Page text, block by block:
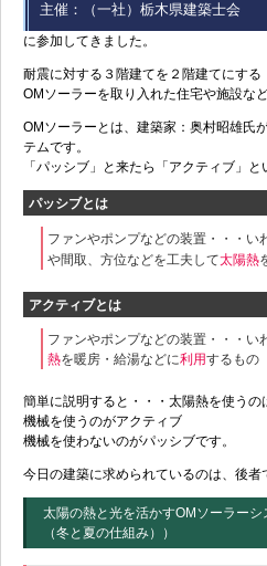
主催：（一社）栃木県建築士会
に参加してきました。
耐震に対する３階建てを２階建てにす
OMソーラーを取り入れた住宅や施設な
OMソーラーとは、建築家：奥村昭雄氏
テムです。
「パッシブ」と来たら「アクティブ」と
パッシブとは
ファンやポンプなどの装置・・・い
や間取、方位などを工夫して太陽熱
アクティブとは
ファンやポンプなどの装置・・・い
熱を暖房・給湯などに利用するもの
簡単に説明すると・・・太陽熱を使うの
機械を使うのがアクティブ
機械を使わないのがパッシブです。
今日の建築に求められているのは、後者
太陽の熱と光を活かすOMソーラーシ
（冬と夏の仕組み））